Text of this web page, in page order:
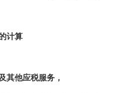
计算
其他应税服务，